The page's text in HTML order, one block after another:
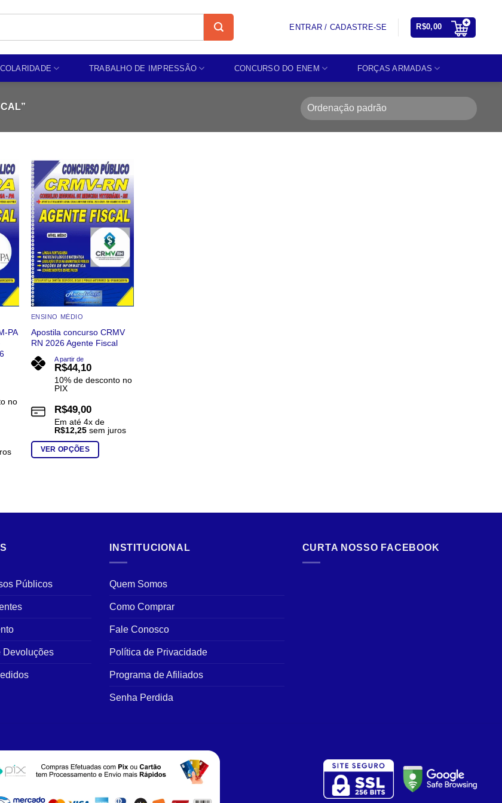
ENTRAR / CADASTRE-SE R$0,00
TRABALHO DE IMPRESSÃO CONCURSO DO ENEM FORÇAS ARMADAS
to
PA
no
Add to
wishlist
ENSINO MÉDIO
Apostila concurso CRMV
RN 2026 Agente Fiscal
A partir de
R$44,10
10% de desconto no
PIX
R$49,00
Em até 4x de
R$12,25sem juros
VER OPÇÕES
escolhidas
Públicos
Devoluções
INSTITUCIONAL
Quem Somos
Como Comprar
Fale Conosco
Política de Privacidade
Programa de Afiliados
Senha Perdida
CURTA NOSSO FACEBOOK